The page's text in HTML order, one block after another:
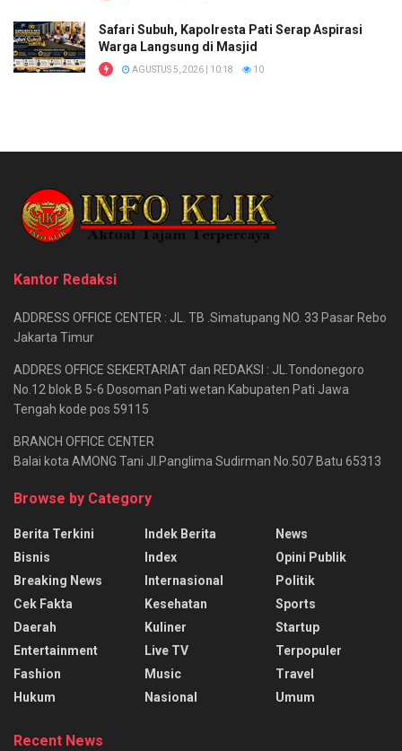
Safari Subuh, Kapolresta Pati Serap Aspirasi
Warga Langsung di Masjid
AGUSTUS 5, 2026 | 10:18 10
Kantor Redaksi
ADDRESS OFFICE CENTER : JL. TB .Simatupang NO. 33 Pasar Rebo
Jakarta Timur
ADDRES OFFICE SEKERTARIAT dan REDAKSI : JL.Tondonegoro
No.12 blok B 5-6 Dosoman Pati wetan Kabupaten Pati Jawa
Tengah kode pos 59115
BRANCH OFFICE CENTER
Balai kota AMONG Tani Jl.Panglima Sudirman No.507 Batu 65313
Browse by Category
Berita Terkini
Bisnis
Breaking News
Cek Fakta
Daerah
Entertainment
Fashion
Hukum
Indek Berita
Index
Internasional
Kesehatan
Kuliner
Live TV
Music
Nasional
News
Opini Publik
Politik
Sports
Startup
Terpopuler
Travel
Umum
Recent News